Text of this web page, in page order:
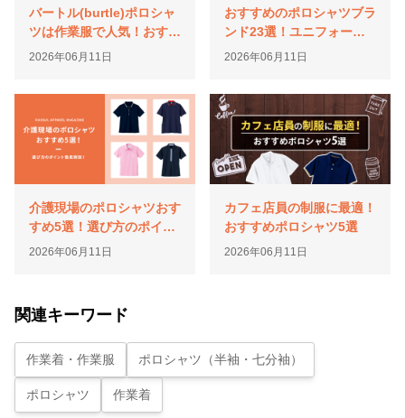
バートル(burtle)ポロシャ
ツは作業服で人気！おすす
め商品一覧
2026年06月11日
おすすめのポロシャツブラ
ンド23選！ユニフォーム
向け人気アイテムの決定版
2026年06月11日
介護現場のポロシャツおす
すめ5選！選び方のポイン
ト徹底解説！
2026年06月11日
カフェ店員の制服に最適！
おすすめポロシャツ5選
2026年06月11日
関連キーワード
作業着・作業服 ポロシャツ（半袖・七分袖）
ポロシャツ 作業着